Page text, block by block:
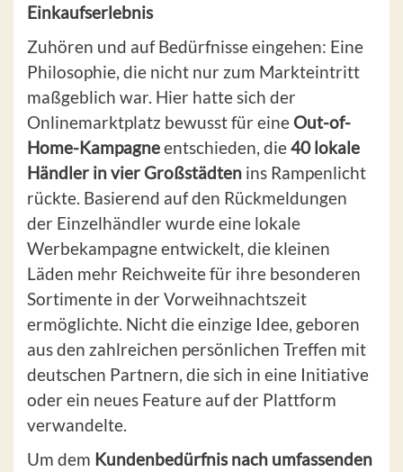
Einkaufserlebnis
Zuhören und auf Bedürfnisse eingehen: Eine
Philosophie, die nicht nur zum Markteintritt
maßgeblich war. Hier hatte sich der
Onlinemarktplatz bewusst für eine Out-of-
Home-Kampagneentschieden, die40 lokale
Händler in vier Großstädten ins Rampenlicht
rückte. Basierend auf den Rückmeldungen
der Einzelhändler wurde eine lokale
Werbekampagne entwickelt, die kleinen
Läden mehr Reichweite für ihre besonderen
Sortimente in der Vorweihnachtszeit
ermöglichte. Nicht die einzige Idee, geboren
aus den zahlreichen persönlichen Treffen mit
deutschen Partnern, die sich in eine Initiative
oder ein neues Feature auf der Plattform
verwandelte.
Um dem Kundenbedürfnis nach umfassenden